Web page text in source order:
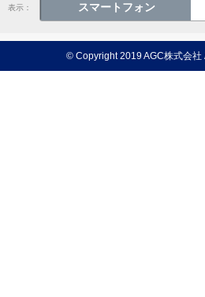
表示： スマートフォン
© Copyright 2019 AGC株式会